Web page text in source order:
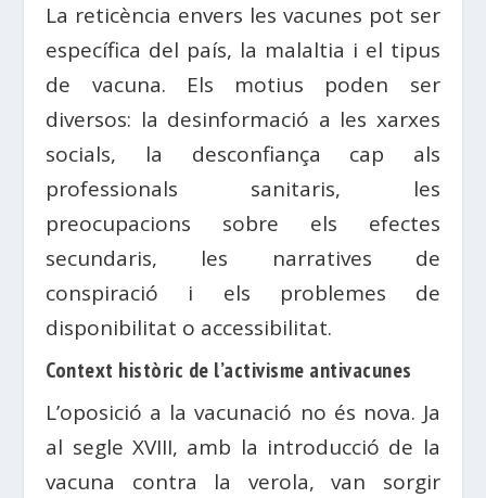
La reticència envers les vacunes pot ser
específica del país, la malaltia i el tipus
de vacuna. Els motius poden ser
diversos: la desinformació a les xarxes
socials, la desconfiança cap als
professionals sanitaris, les
preocupacions sobre els efectes
secundaris, les narratives de
conspiració i els problemes de
disponibilitat o accessibilitat.
Context històric de l’activisme antivacunes
L’oposició a la vacunació no és nova. Ja
al segle XVIII, amb la introducció de la
vacuna contra la verola, van sorgir